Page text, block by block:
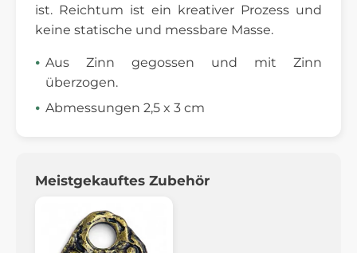
ist. Reichtum ist ein kreativer Prozess und
keine statische und messbare Masse.
Aus Zinn gegossen und mit Zinn
überzogen.
Abmessungen 2,5 x 3 cm
Meistgekauftes Zubehör